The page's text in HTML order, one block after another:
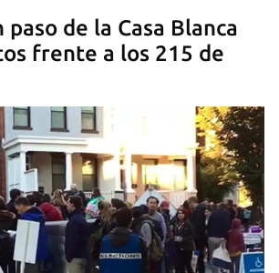
paso de la Casa Blanca
frente a los 215 de